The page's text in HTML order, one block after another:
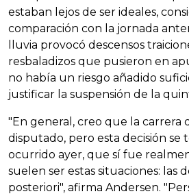
estaban lejos de ser ideales,
comparación con la jornada
lluvia provocó descensos
resbaladizos que pusieron en
no había un riesgo añadido
justificar la suspensión de la
"En general, creo que la carrera
disputado, pero esta decisión se
ocurrido ayer, que sí fue
suelen ser estas situaciones: las
posteriori", afirma Andersen.